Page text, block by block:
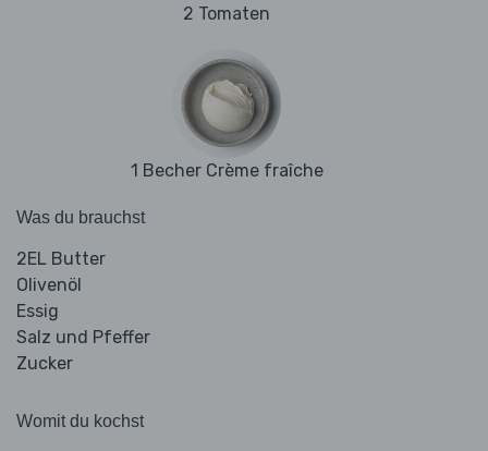
2 Tomaten
1 Becher Crème fraîche
Was du brauchst
2EL Butter
Olivenöl
Essig
Salz und Pfeffer
Zucker
Womit du kochst